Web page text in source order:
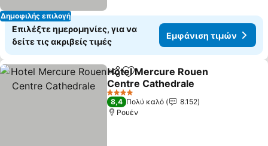
Δημοφιλής επιλογή
Επιλέξτε ημερομηνίες, για να
δείτε τις ακριβείς τιμές
Εμφάνιση τιμών
Κοινοποίηση
Προσθήκη στα αγαπημένα
Hotel Mercure Rouen
Centre Cathedrale
Εμφάνιση τιμών
4 Αστέρια
8,4 Πολύ καλό
8.152
Ρουέν